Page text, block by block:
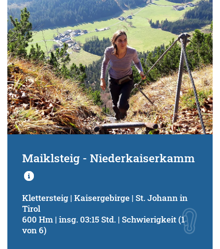
Maiklsteig - Niederkaiserkamm
Klettersteig | Kaisergebirge | St. Johann in
Tirol
600 Hm | insg. 03:15 Std. | Schwierigkeit (1
von 6)